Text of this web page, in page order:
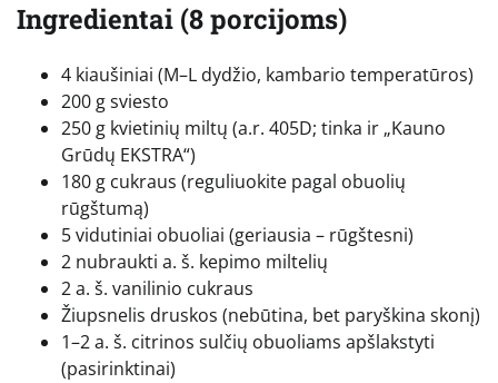
Ingredientai (8 porcijoms)
4 kiaušiniai (M–L dydžio, kambario temperatūros)
200 g sviesto
250 g kvietinių miltų (a.r. 405D; tinka ir „Kauno
Grūdų EKSTRA“)
180 g cukraus (reguliuokite pagal obuolių
rūgštumą)
5 vidutiniai obuoliai (geriausia – rūgštesni)
2 nubraukti a. š. kepimo miltelių
2 a. š. vanilinio cukraus
Žiupsnelis druskos (nebūtina, bet paryškina skonį)
1–2 a. š. citrinos sulčių obuoliams apšlakstyti
(pasirinktinai)